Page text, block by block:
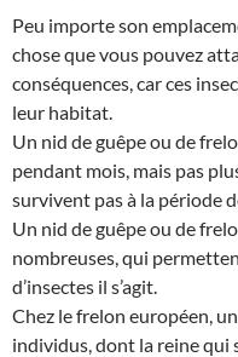
Peu importe son
chose que vous pouvez
conséquences, car ces
leur habitat.
Un nid de guêpe ou de
pendant mois, mais pas
survivent pas à la période
Un nid de guêpe ou de
nombreuses, qui
d’insectes il s’agit.
Chez le frelon européen,
individus, dont la reine qui